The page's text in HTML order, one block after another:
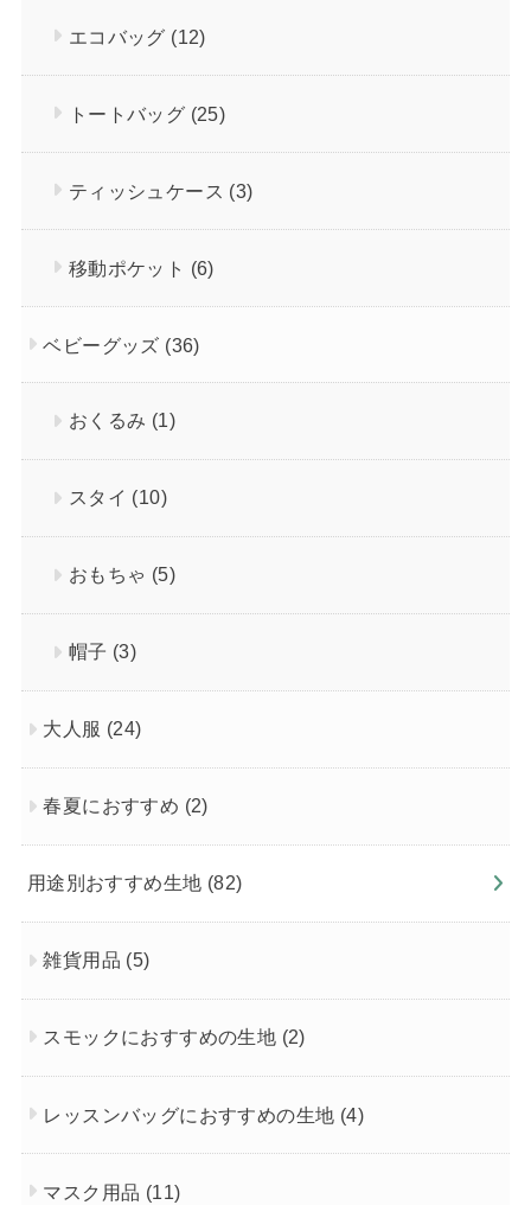
エコバッグ (12)
トートバッグ (25)
ティッシュケース (3)
移動ポケット (6)
ベビーグッズ (36)
おくるみ (1)
スタイ (10)
おもちゃ (5)
帽子 (3)
大人服 (24)
春夏におすすめ (2)
用途別おすすめ生地 (82)
雑貨用品 (5)
スモックにおすすめの生地 (2)
レッスンバッグにおすすめの生地 (4)
マスク用品 (11)